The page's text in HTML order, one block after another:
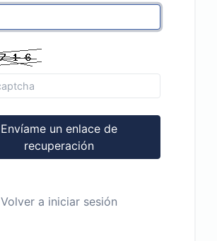
Envíame un enlace de
recuperación
Volver a iniciar sesión